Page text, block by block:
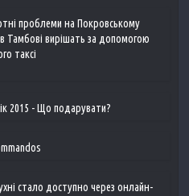
проблеми на Покровському
Тамбові вирішать за допомогою
таксі
2015 - Що подарувати?
стало доступно через онлайн-